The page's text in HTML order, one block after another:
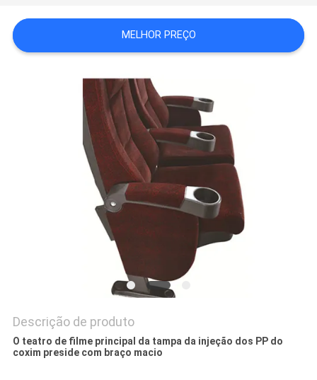
CITAÇÕES
MELHOR PREÇO
Descrição de produto
O teatro de filme principal da tampa da injeção dos PP do
coxim preside com braço macio